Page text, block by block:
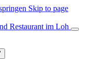
Skip to page